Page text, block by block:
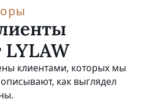
клиентами, которых мы
как выглядел